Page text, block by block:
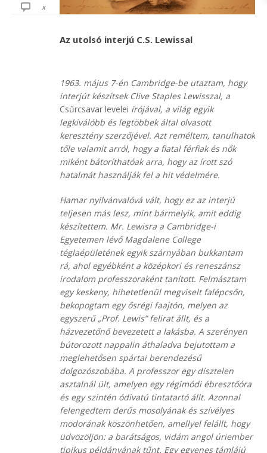
x
Az utolsó interjú C.S. Lewissal
1963. május 7-én Cambridge-be utaztam, hogy
interjút készítsek Clive Staples Lewisszal, a
Csűrcsavar levelei írójával, a világ egyik
legkiválóbb és legtöbbek által olvasott
keresztény szerzőjével. Azt reméltem, tanulhatok
tőle valamit arról, hogy a fiatal férfiak és nők
miként bátoríthatóak arra, hogy az írott szó
hatalmát használják fel a hit védelmére.
Hamar nyilvánvalóvá vált, hogy ez az interjú
teljesen más lesz, mint bármelyik, amit eddig
készítettem. Mr. Lewisra a Cambridge-i
Egyetemen lévő Magdalene College
téglaépületének egyik szárnyában bukkantam
rá, ahol egyébként a középkori és reneszánsz
irodalom professzoraként tanított. Felmásztam
egy keskeny, hihetetlenül megviselt falépcsőn,
bekopogtam egy ősrégi faajtón, melyen az
egyszerű „Prof. Lewis” felirat állt, és a
házvezetőnő bevezetett a lakásba. A szerényen
bútorozott nappalin áthaladva bejutottam a
meglehetősen spártai berendezésű
dolgozószobába. A professzor egy dísztelen
asztalnál ült, amelyen egy régimódi ébresztőóra
és egy szintén ódivatú tintatartó állt. Azonnal
felengedtem derűs mosolyának és szívélyes
modorának köszönhetően, amellyel felállt, hogy
üdvözöljön: a barátságos, vidám angol úriember
tipikus példányának tűnt. Egy egyenes támlájú